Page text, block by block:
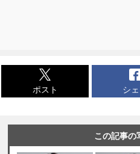
ポスト シ
この記事の